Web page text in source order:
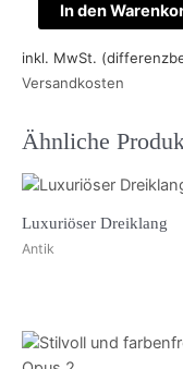
In den
inkl. MwSt.
Versandkosten
Ähnliche
Luxuriöser Dreiklang
Antik